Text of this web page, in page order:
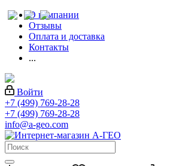
О компании
Отзывы
Оплата и доставка
Контакты
...
Войти
+7 (499) 769-28-28
+7 (499) 769-28-28
info@a-geo.com